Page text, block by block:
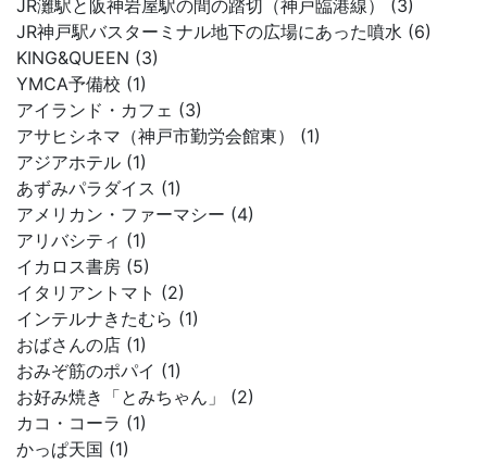
JR灘駅と阪神岩屋駅の間の踏切（神戸臨港線） (3)
JR神戸駅バスターミナル地下の広場にあった噴水 (6)
KING&QUEEN (3)
YMCA予備校 (1)
アイランド・カフェ (3)
アサヒシネマ（神戸市勤労会館東） (1)
アジアホテル (1)
あずみパラダイス (1)
アメリカン・ファーマシー (4)
アリバシティ (1)
イカロス書房 (5)
イタリアントマト (2)
インテルナきたむら (1)
おばさんの店 (1)
おみぞ筋のポパイ (1)
お好み焼き「とみちゃん」 (2)
カコ・コーラ (1)
かっぱ天国 (1)